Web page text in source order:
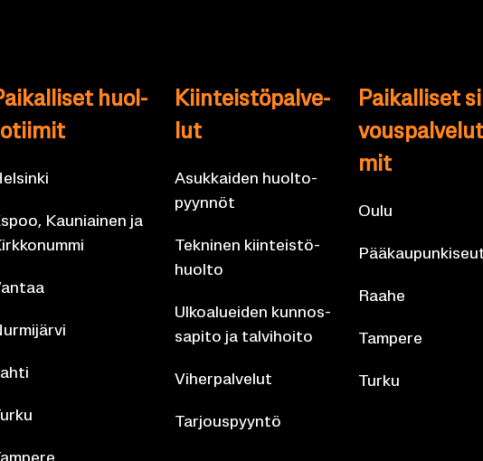
huol­
Kau­niai­nen ja
Kiin­teis­tö­pal­ve­
lut
Asuk­kai­den huol­to­
pyyn­nöt
Tek­ni­nen kiin­teis­tö­
huol­to
Ul­koa­luei­den kun­nos­
sa­pi­to ja tal­vi­hoi­to
Vi­her­pal­ve­lut
Tar­jous­pyyn­tö
Pai­kal­li­set
mit
Oulu
Raahe
Tam­pe­re
Turku